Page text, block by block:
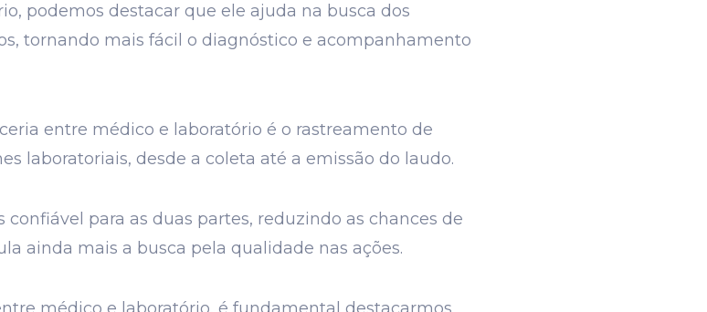
podemos destacar que ele ajuda na busca dos
tornando mais fácil o diagnóstico e acompanhamento
entre médico e laboratório é o rastreamento de
laboratoriais, desde a coleta até a emissão do laudo.
para as duas partes, reduzindo as chances de
ainda mais a busca pela qualidade nas ações.